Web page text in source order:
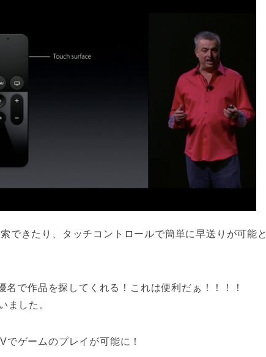
できたり、タッチコントロールで簡単に早送りが可能と
で作品を探してくれる！これは便利だぁ！！！！
ました。
ゲームのプレイが可能に！